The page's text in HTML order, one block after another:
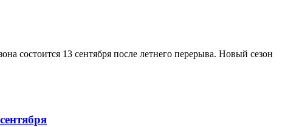
состоится 13 сентября после летнего перерыва. Новый сезон